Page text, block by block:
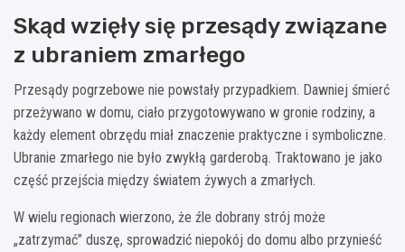
Skąd wzięły się przesądy związane
z ubraniem zmarłego
Przesądy pogrzebowe nie powstały przypadkiem. Dawniej śmierć
przeżywano w domu, ciało przygotowywano w gronie rodziny, a
każdy element obrzędu miał znaczenie praktyczne i symboliczne.
Ubranie zmarłego nie było zwykłą garderobą. Traktowano je jako
część przejścia między światem żywych a zmarłych.
W wielu regionach wierzono, że źle dobrany strój może
„zatrzymać” duszę, sprowadzić niepokój do domu albo przynieść